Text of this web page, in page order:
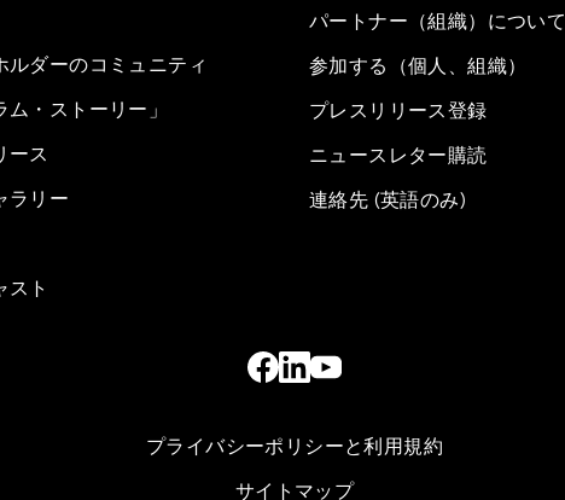
ルダーのコミュニティ
ム・ストーリー」
ース
ラリー
スト
パートナー（組織）につい
参加する（個人、組織）
プレスリリース登録
ニュースレター購読
連絡先 (英語のみ)
プライバシーポリシーと利用規約
サイトマップ